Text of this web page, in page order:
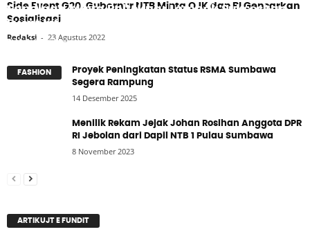
Side Event G20, Gubernur NTB Minta OJK dan BI Gencarkan
Sosialisasi
Redaksi - 23 Agustus 2022
FASHION
Sandiaga Minta Poltekpar Lombok Sukseskan
Event Internasional di NTB
Redaksi - 14 Februari 2023
Proyek Peningkatan Status RSMA Sumbawa
Segera Rampung
14 Desember 2025
Menilik Rekam Jejak Johan Rosihan Anggota DPR
RI Jebolan dari Dapil NTB 1 Pulau Sumbawa
8 November 2023
ARTIKUJT E FUNDIT